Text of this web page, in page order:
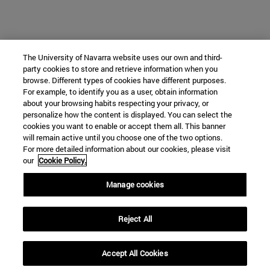
The University of Navarra website uses our own and third-
party cookies to store and retrieve information when you
browse. Different types of cookies have different purposes.
For example, to identify you as a user, obtain information
about your browsing habits respecting your privacy, or
personalize how the content is displayed. You can select the
cookies you want to enable or accept them all. This banner
will remain active until you choose one of the two options.
For more detailed information about our cookies, please visit
our Cookie Policy.
Manage cookies
Reject All
Accept All Cookies